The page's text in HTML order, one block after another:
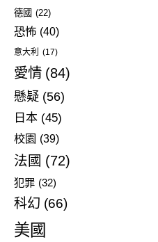
德國 (22)
恐怖 (40)
意大利 (17)
愛情 (84)
懸疑 (56)
日本 (45)
校園 (39)
法國 (72)
犯罪 (32)
科幻 (66)
美國